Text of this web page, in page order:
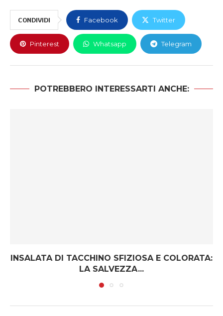
CONDIVIDI Facebook Twitter
Pinterest Whatsapp Telegram
POTREBBERO INTERESSARTI ANCHE:
INSALATA DI TACCHINO SFIZIOSA E COLORATA:
LA SALVEZZA...